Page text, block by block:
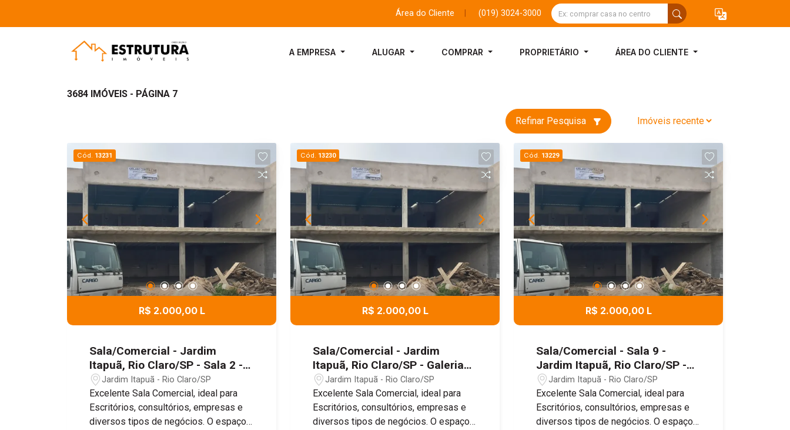
Área do Cliente (019) 3024-3000
A EMPRESA ALUGAR COMPRAR PROPRIETÁRIO ÁREA DO CLIENTE
3684 IMÓVEIS - PÁGINA 7
Refinar Pesquisa
Cód. 13231
R$ 2.000,00 L
Sala/Comercial - Jardim
Itapuã, Rio Claro/SP - Sala 2 -
Galeria VIP Itapuã
Jardim Itapuã - Rio Claro/SP
Excelente Sala Comercial, ideal para
Escritórios, consultórios, empresas e
diversos tipos de negócios. O espaço
Cód. 13230
R$ 2.000,00 L
Sala/Comercial - Jardim
Itapuã, Rio Claro/SP - Galeria
VIP Itapuã
Jardim Itapuã - Rio Claro/SP
Excelente Sala Comercial, ideal para
Escritórios, consultórios, empresas e
diversos tipos de negócios. O espaço
Cód. 13229
R$ 2.000,00 L
Sala/Comercial - Sala 9 -
Jardim Itapuã, Rio Claro/SP -
Galeria VIP Itapuã -
Jardim Itapuã - Rio Claro/SP
Excelente Sala Comercial, ideal para
Escritórios, consultórios, empresas e
diversos tipos de negócios. O espaço